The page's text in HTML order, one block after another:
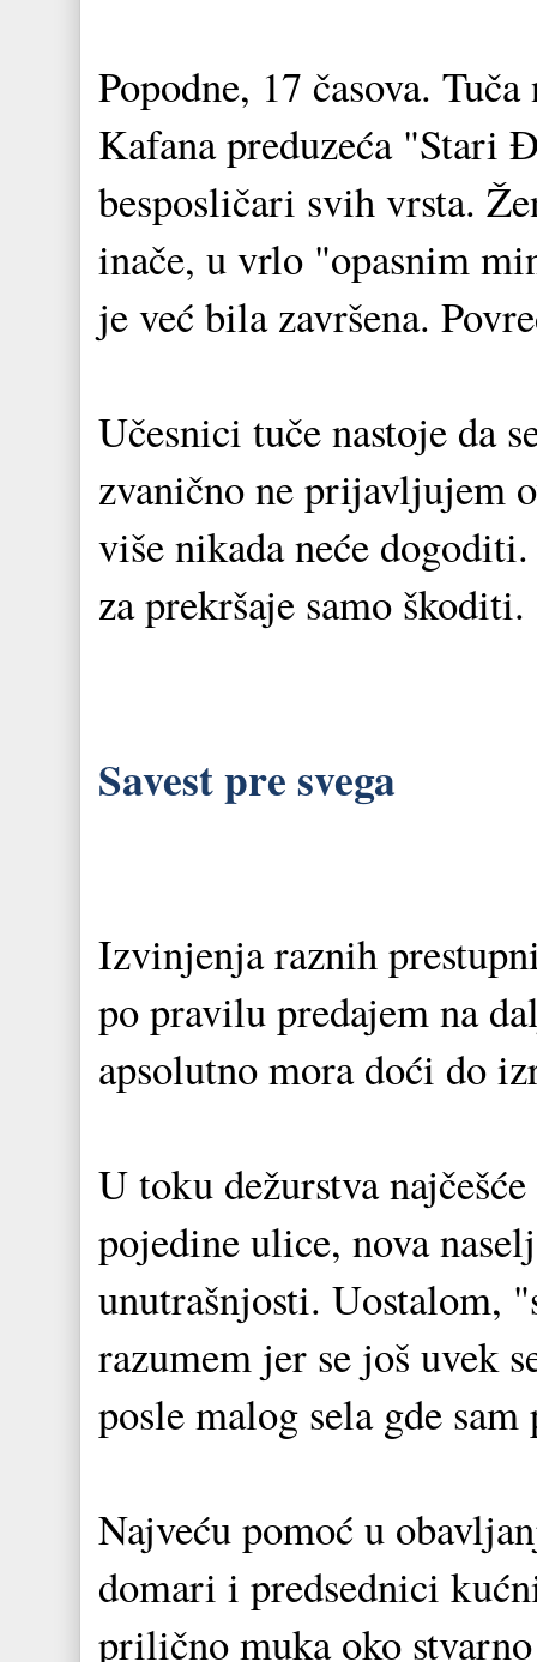
Popodne, 17 časova.
Kafana preduzeća "Stari
besposličari svih vrsta.
inače, u vrlo "opasnim
je već bila završena.
Učesnici tuče nastoje da
zvanično ne prijavljujem
više nikada neće
za prekršaje samo škoditi.
Savest pre svega
Izvinjenja raznih
po pravilu predajem na
apsolutno mora doći do
U toku dežurstva
pojedine ulice, nova
unutrašnjosti. Uostalom,
razumem jer se još uvek
posle malog sela gde
Najveću pomoć u
domari i predsednici
prilično muka oko